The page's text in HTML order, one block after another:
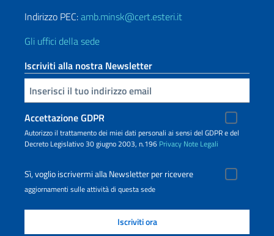
Indirizzo PEC:amb.minsk@cert.esteri.it
Gli uffici della sede
Iscriviti alla nostra Newsletter
Inserisci la tua email
Accettazione GDPR
Autorizzo il trattamento dei miei dati personali ai sensi del GDPR e del
Decreto Legislativo 30 giugno 2003, n.196 Privacy Note Legali
Sì, voglio iscrivermi alla Newsletter per ricevere
aggiornamenti sulle attività di questa sede